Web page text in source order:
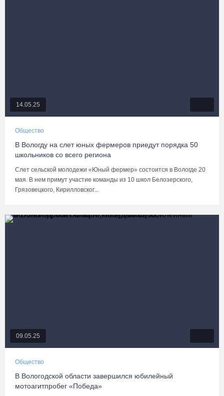
14.05.25
Общество
В Вологду на слет юных фермеров приедут порядка 50
школьников со всего региона
Слет сельской молодежи «Юный фермер» состоится в Вологде 20
мая. В нем примут участие команды из 10 школ Белозерского,
Грязовецкого, Кирилловског...
09.05.25
Общество
В Вологодской области завершился юбилейный
мотоагитпробег «Победа»